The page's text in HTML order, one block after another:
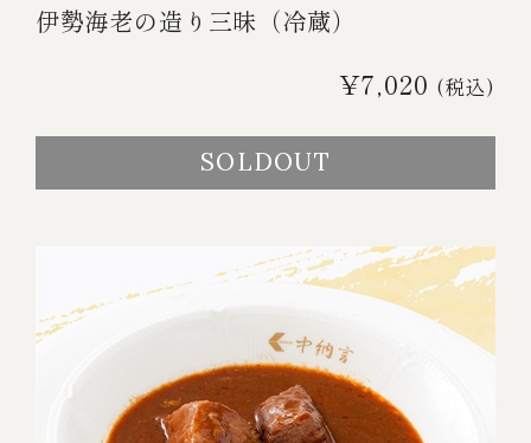
伊勢海老の造り三昧（冷蔵）
¥7,020 (税込)
SOLDOUT